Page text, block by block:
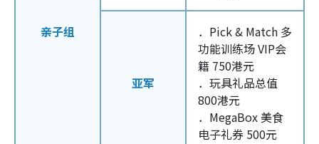
亲子组
亚军
．Pick & Match 多
功能训练场 VIP会
籍 750港元
．玩具礼品总值
800港元
．MegaBox 美食
电子礼券 500元